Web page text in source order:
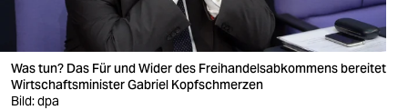
verlag
verlag
veranstaltungen
Was tun? Das Für und Wider des Freihandelsabkommens bereitet
Wirtschaftsminister Gabriel Kopfschmerzen
Bild: dpa